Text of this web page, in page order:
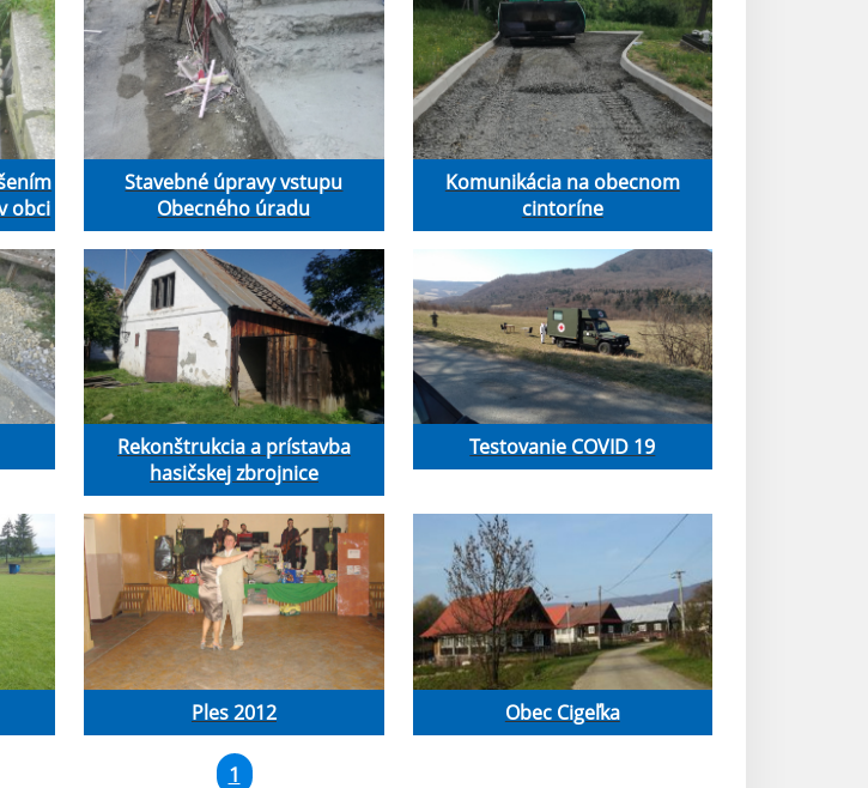
obci
Stavebné úpravy vstupu
Obecného úradu
Komunikácia na obecnom
cintoríne
Rekonštrukcia a prístavba
hasičskej zbrojnice
Testovanie COVID 19
Ples 2012 Obec Cigeľka
1